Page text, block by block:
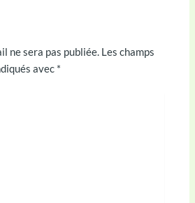
ne sera pas publiée. Les champs
avec *